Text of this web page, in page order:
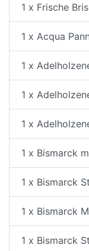
1 x Frische
1 x Acqua
1 x
1 x
1 x
1 x Bismarck
1 x Bismarck
1 x Bismarck
1 x Bismarck